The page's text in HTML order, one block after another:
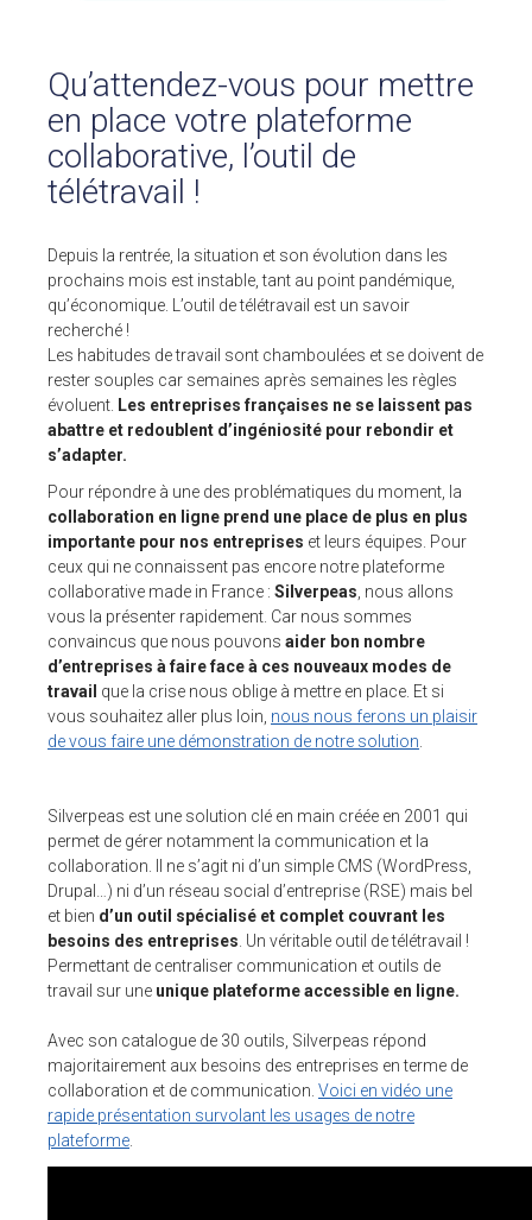
CLIENTS
BLOG
Témoignages clients
A PROPOS DE NOUS
Contact
💻 DÉMONSTRATION
Plateforme de test
ESPACE CLIENTS
SUPPORT
COMMUNAUTÉ OPEN SOURCE
+33 4 76 09 31 61
REJOIGNEZ-NOUS
NOS VIDÉOS SUR
Qu’attendez-vous pour mettre
en place votre plateforme
collaborative, l’outil de
télétravail !
Depuis la rentrée, la situation et son évolution dans les
prochains mois est instable, tant au point pandémique,
qu’économique. L’outil de télétravail est un savoir
recherché !
Les habitudes de travail sont chamboulées et se doivent de
rester souples car semaines après semaines les règles
évoluent. Les entreprises françaises ne se laissent pas
abattre et redoublent d’ingéniosité pour rebondir et
s’adapter.
Pour répondre à une des problématiques du moment, la
collaboration en ligne prend une place de plus en plus
importante pour nos entreprises et leurs équipes. Pour
ceux qui ne connaissent pas encore notre plateforme
collaborative made in France : Silverpeas , nous allons
vous la présenter rapidement. Car nous sommes
convaincus que nous pouvons aider bon nombre
d’entreprises à faire face à ces nouveaux modes de
travail que la crise nous oblige à mettre en place. Et si
vous souhaitez aller plus loin, nous nous ferons un plaisir
de vous faire une démonstration de notre solution
Silverpeas est une solution clé en main créée en 2001 qui
permet de gérer notamment la communication et la
collaboration. Il ne s’agit ni d’un simple CMS (WordPress,
Drupal…) ni d’un réseau social d’entreprise (RSE) mais bel
et bien d’un outil spécialisé et complet couvrant les
besoins des entreprises . Un véritable outil de télétravail !
Permettant de centraliser communication et outils de
travail sur une unique plateforme accessible en ligne.
Avec son catalogue de 30 outils, Silverpeas répond
majoritairement aux besoins des entreprises en terme de
collaboration et de communication. Voici en vidéo une
rapide présentation survolant les usages de notre
plateforme